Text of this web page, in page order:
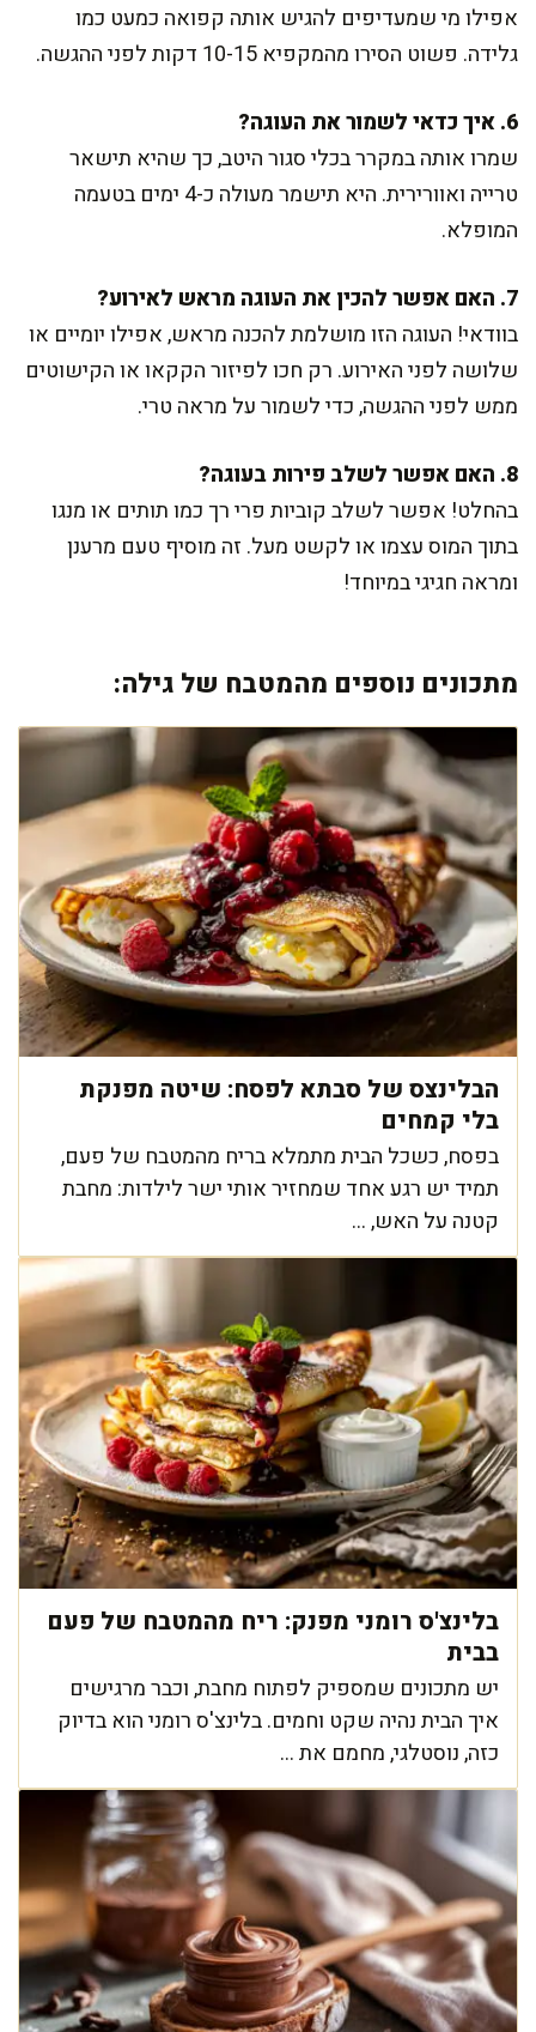
אפילו מי שמעדיפים להגיש אותה קפואה כמעט כמו
גלידה. פשוט הסירו מהמקפיא 10-15 דקות לפני ההגשה.
6. איך כדאי לשמור את העוגה?
שמרו אותה במקרר בכלי סגור היטב, כך שהיא תישאר
טרייה ואוורירית. היא תישמר מעולה כ-4 ימים בטעמה
המופלא.
7. האם אפשר להכין את העוגה מראש לאירוע?
בוודאי! העוגה הזו מושלמת להכנה מראש, אפילו יומיים או
שלושה לפני האירוע. רק חכו לפיזור הקקאו או הקישוטים
ממש לפני ההגשה, כדי לשמור על מראה טרי.
8. האם אפשר לשלב פירות בעוגה?
בהחלט! אפשר לשלב קוביות פרי רך כמו תותים או מנגו
בתוך המוס עצמו או לקשט מעל. זה מוסיף טעם מרענן
ומראה חגיגי במיוחד!
מתכונים נוספים מהמטבח של גילה:
הבלינצס של סבתא לפסח: שיטה מפנקת
בלי קמחים
בפסח, כשכל הבית מתמלא בריח מהמטבח של פעם,
תמיד יש רגע אחד שמחזיר אותי ישר לילדות: מחבת
קטנה על האש, ...
בלינצ'ס רומני מפנק: ריח מהמטבח של פעם
בבית
יש מתכונים שמספיק לפתוח מחבת, וכבר מרגישים
איך הבית נהיה שקט וחמים. בלינצ'ס רומני הוא בדיוק
כזה, נוסטלגי, מחמם את ...